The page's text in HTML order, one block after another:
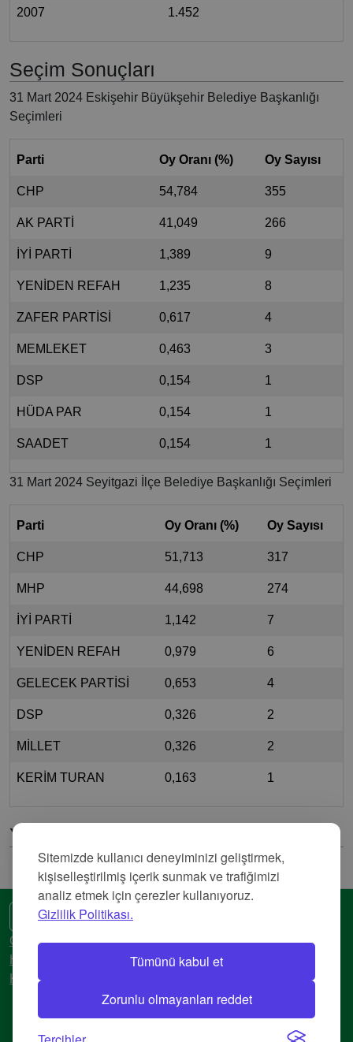
Sitemizde kullanıcı deneyiminizi geliştirmek,
kişiselleştirilmiş içerik sunmak ve trafiğimizi
analiz etmek için çerezler kullanıyoruz.
Gizlilik Politikası.
Tümünü kabul et
Zorunlu olmayanları reddet
2007 1.452
Seçim Sonuçları
31 Mart 2024 Eskişehir Büyükşehir Belediye Başkanlığı
Seçimleri
Parti Oy Oranı (%) Oy Sayısı
CHP 54,784 355
AK PARTİ 41,049 266
İYİ PARTİ 1,389 9
YENİDEN REFAH 1,235 8
ZAFER PARTİSİ 0,617 4
MEMLEKET 0,463 3
DSP 0,154 1
HÜDA PAR 0,154 1
SAADET 0,154 1
31 Mart 2024 Seyitgazi İlçe Belediye Başkanlığı Seçimleri
Parti Oy Oranı (%) Oy Sayısı
CHP 51,713 317
MHP 44,698 274
İYİ PARTİ 1,142 7
YENİDEN REFAH 0,979 6
GELECEK PARTİSİ 0,653 4
DSP 0,326 2
MİLLET 0,326 2
KERİM TURAN 0,163 1
Yorumlar
🌍 Başka bir dil
Gizlilik Politikası
Hizmet Şartları
Künye
© 2018-2026 AtlasBig.com